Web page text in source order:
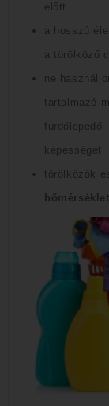
előtt
a hosszú
a törölköző
ne
tartalmazó
fürdőlepedő
képességet
törölközők